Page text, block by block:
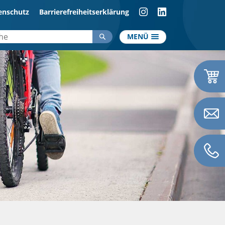
Barrierefreiheitserklärung
MENÜ
Verkehrsführung Parken Lärmschutz
& Dienstleistung Fußgängerschutz
Informationen
News
Lüft Media
Downloads